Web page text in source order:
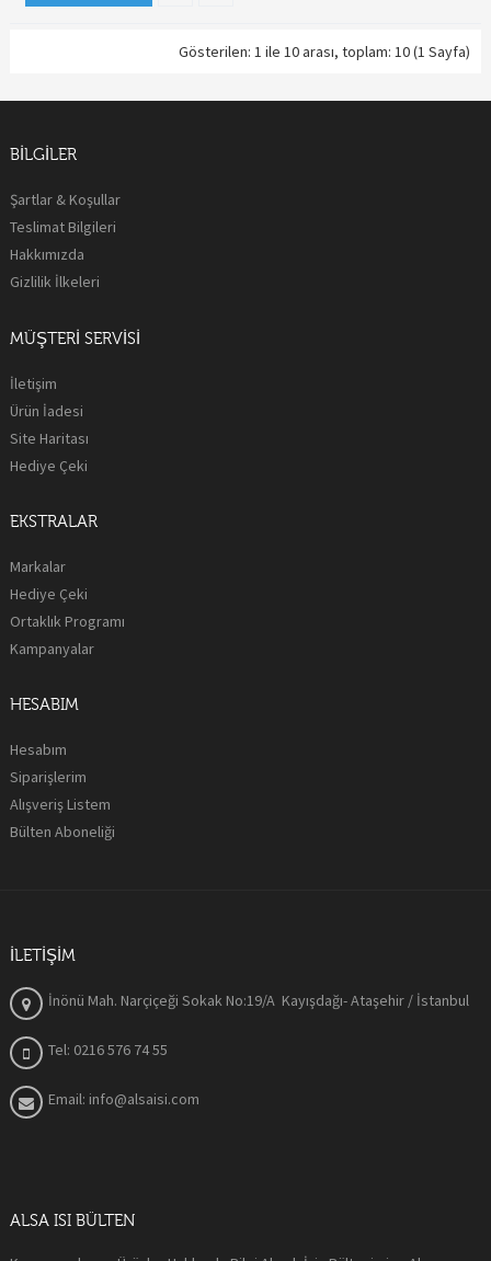
Gösterilen: 1 ile 10 arası, toplam: 10 (1 Sayfa)
BILGILER
Şartlar & Koşullar
Teslimat Bilgileri
Hakkımızda
Gizlilik İlkeleri
MÜŞTERI SERVISI
İletişim
Ürün İadesi
Site Haritası
Hediye Çeki
EKSTRALAR
Markalar
Hediye Çeki
Ortaklık Programı
Kampanyalar
HESABIM
Hesabım
Siparişlerim
Alışveriş Listem
Bülten Aboneliği
İLETIŞIM
İnönü Mah. Narçiçeği Sokak No:19/A Kayışdağı- Ataşehir / İstanbul
Tel: 0216 576 74 55
Email: info@alsaisi.com
ALSA ISI BÜLTEN